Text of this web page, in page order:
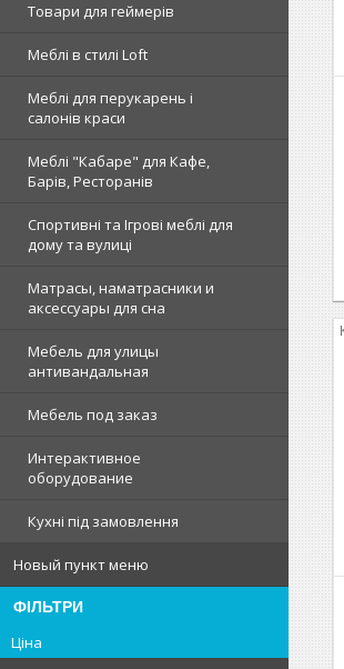
Товари для геймерів
Меблі в стилі Loft
Меблі для перукарень і
салонів краси
Меблі "Кабаре" для Кафе,
Барів, Ресторанів
Спортивні та Ігрові меблі для
дому та вулиці
Матрасы, наматрасники и
аксессуары для сна
Мебель для улицы
антивандальная
Мебель под заказ
Интерактивное
оборудование
Кухні під замовлення
Новый пункт меню
ФІЛЬТРИ
Ціна